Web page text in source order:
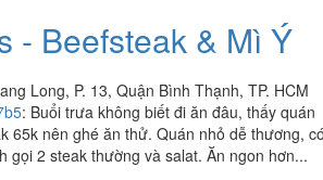
- Beefsteak & Mì Ý
Long, P. 13, Quận Bình Thạnh, TP. HCM
: Buổi trưa không biết đi ăn đâu, thấy quán
65k nên ghé ăn thử. Quán nhỏ dễ thương, có
gọi 2 steak thường và salat. Ăn ngon hơn...